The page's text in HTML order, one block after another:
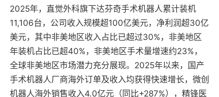
2025年，直觉外科旗下达芬奇手术机器人累计装机
11,106台，公司收入规模超100亿美元，净利润超30亿
美元，其中非美地区收入占比已超过30%，非美地区
年装机占比已超40%，非美地区手术量增速约23%，
全球非美地区市场潜力充分展现。2025年以来，国产
手术机器人厂商海外订单及收入均获得快速增长，微创
机器人海外销售收入4.0亿元（同比+287%），精锋医